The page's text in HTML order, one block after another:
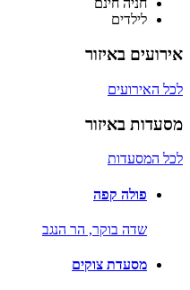
חניה חינם
לילדים
אירועים באיזור
לכל האירועים
מסעדות באיזור
לכל המסעדות
פולה קפה
שדה בוקר, הר הנגב
מסעדת צוקים